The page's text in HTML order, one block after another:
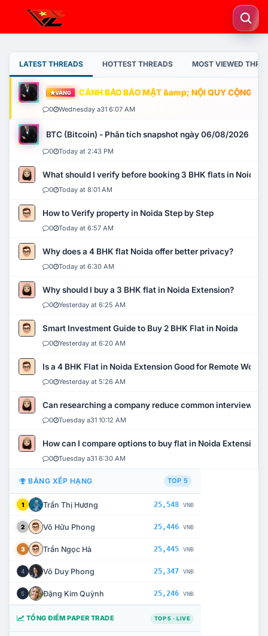
LATEST THREADS HOTTEST THREADS MOST VIEWED
VÀNG CẢNH BÁO BẢO MẬT &amp; NỘI QUY CỘNG
0 Wednesday a31 6:07 AM
BTC (Bitcoin) - Phân tích snapshot ngày 06/08/2026
0 Today at 2:43 PM
What should I verify before booking 3 BHK flats in Noida?
0 Today at 8:01 AM
How to Verify property in Noida Step by Step
0 Today at 6:57 AM
Why does a 4 BHK flat Noida offer better privacy?
0 Today at 6:30 AM
Why should I buy a 3 BHK flat in Noida Extension?
0 Yesterday at 6:25 AM
Smart Investment Guide to Buy 2 BHK Flat in Noida
0 Yesterday at 6:20 AM
Is a 4 BHK Flat in Noida Extension Good for Remote Work?
0 Yesterday at 5:26 AM
Can researching a company reduce common interview
0 Tuesday a31 10:12 AM
How can I compare options to buy flat in Noida Extension?
0 Tuesday a31 6:30 AM
BẢNG XẾP HẠNG TOP 5
1 Trần Thị Hương 25,548 VNĐ
2 Võ Hữu Phong 25,446 VNĐ
3 Trần Ngọc Hà 25,445 VNĐ
4 Võ Duy Phong 25,347 VNĐ
5 Đặng Kim Quỳnh 25,246 VNĐ
TỔNG ĐIỂM PAPER TRADE TOP 5 · LIVE